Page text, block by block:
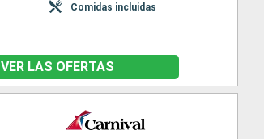
Comidas incluidas
VER LAS OFERTAS